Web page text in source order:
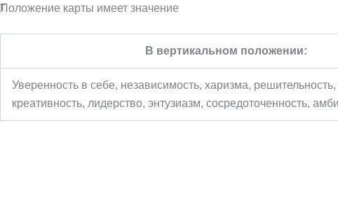
т
Положение карты имеет значение
В вертикальном положении:
Уверенность в себе, независимость, харизма, решительность,
креативность, лидерство, энтузиазм, сосредоточенность,